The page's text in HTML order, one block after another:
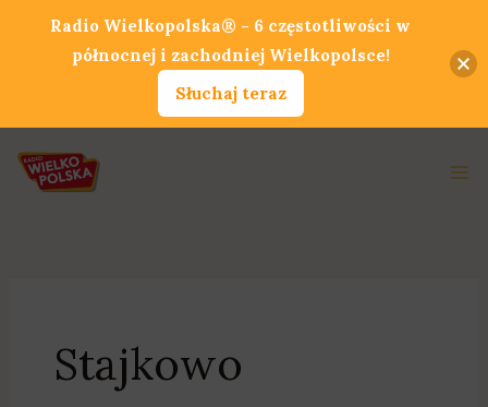
Stajkowo
Radio Wielkopolska® - 6 częstotliwości w
północnej i zachodniej Wielkopolsce!
Słuchaj teraz